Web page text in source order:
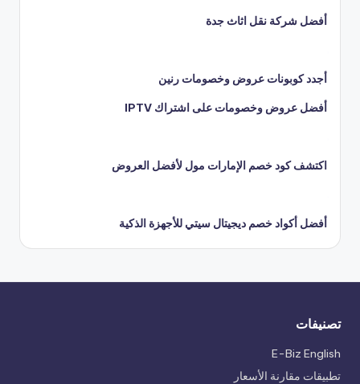
أفضل شركة نقل اثاث جدة
أجدد كوبونات عروض وخصومات رنين
أفضل عروض وخصومات على اشتراك IPTV
اكتشف كود خصم الإمارات مول لأفضل العروض
أفضل أكواد خصم ديجيتال سيتي للأجهزة الذكية
تصنيفات
E-Biz English
تطبيقات مقارنة الأسعار